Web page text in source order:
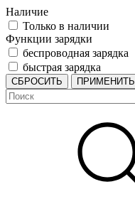
Наличие
Только в наличии
Функции зарядки
беспроводная зарядка
быстрая зарядка
СБРОСИТЬ ПРИМЕНИТЬ